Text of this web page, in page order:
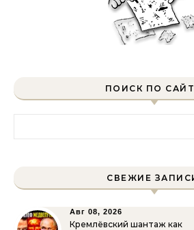
ПОИСК ПО
СВЕЖИЕ
Авг 08, 2026
Кремлёвский шантаж как